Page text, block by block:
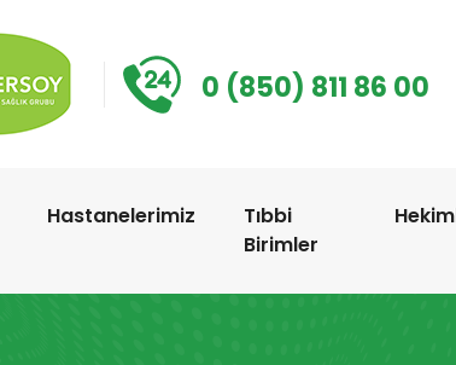
0 (850) 811 86 00
Hastanelerimiz
Tıbbi
Birimler